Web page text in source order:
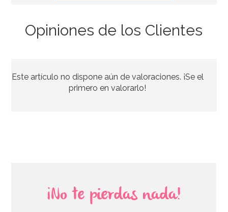
29,90€
Opiniones de los Clientes
Este artículo no dispone aún de valoraciones. ¡Se el
primero en valorarlo!
¡No te pierdas nada!